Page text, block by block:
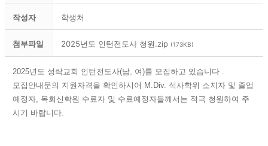
작성자 학생처
첨부파일 2025년도 인턴전도사 청원.zip (173KB)
2025년도 성락교회 인턴전도사(남, 여)를 모집하고 있습니다 .
모집안내문의 지원자격을 확인하시어 M.Div. 석사학위 소지자 및 졸업
예정자, 목회신학원 수료자 및 수료예정자들께서는 적극 청원하여 주
시기 바랍니다.